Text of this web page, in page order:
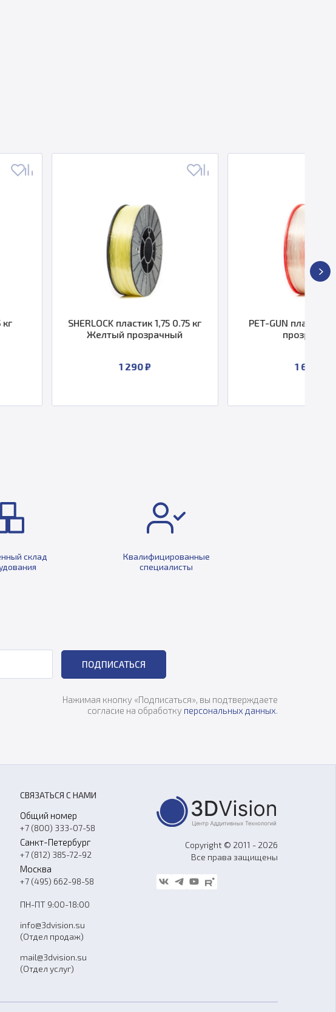
пластик 1,75 0.75 кг
Желтый прозрачный
PET-GUN пластик 1,75 0.5 кг
склад
Квалифицированные
специалисты
ПОДПИСАТЬСЯ
Нажимая кнопку «Подписаться», вы подтверждаете
согласие на обработку персональных данных.
СВЯЗАТЬСЯ С НАМИ
Общий номер
+7 (800) 333-07-58
Санкт-Петербург
+7 (812) 385-72-92
Москва
+7 (495) 662-98-58
ПН-ПТ 9:00-18:00
info@3dvision.su
(Отдел продаж)
mail@3dvision.su
(Отдел услуг)
Copyright © 2011 - 2026
Все права защищены